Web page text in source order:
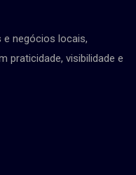
e negócios locais,
praticidade, visibilidade e